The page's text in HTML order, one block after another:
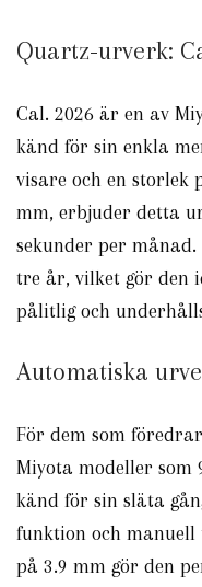
Quartz-urverk:
Cal. 2026 är en av
känd för sin enkla
visare och en storlek
mm, erbjuder detta
sekunder per
tre år, vilket gör den
pålitlig och
Automatiska
För dem som
Miyota modeller som
känd för sin släta
funktion och
på 3.9 mm gör den